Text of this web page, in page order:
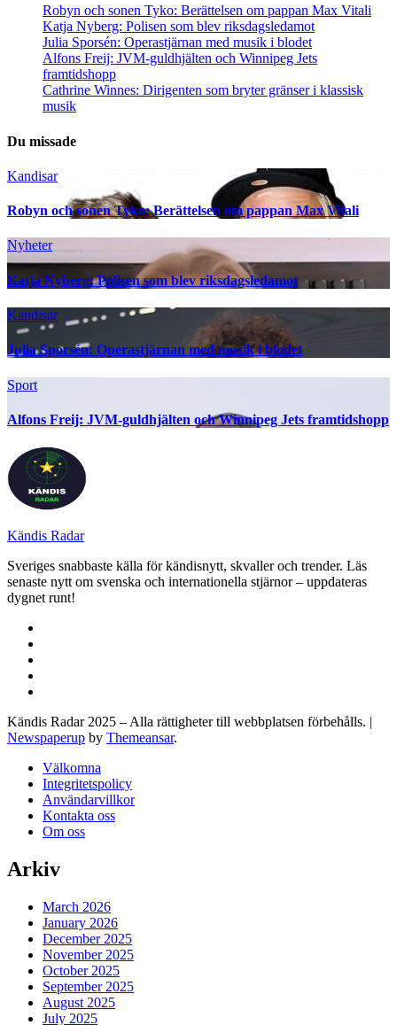
Robyn och sonen Tyko: Berättelsen om pappan Max Vitali
Katja Nyberg: Polisen som blev riksdagsledamot
Julia Sporsén: Operastjärnan med musik i blodet
Alfons Freij: JVM-guldhjälten och Winnipeg Jets
framtidshopp
Cathrine Winnes: Dirigenten som bryter gränser i klassisk
musik
Du missade
Kandisar
Robyn och sonen Tyko: Berättelsen om pappan Max Vitali
Nyheter
Katja Nyberg: Polisen som blev riksdagsledamot
Kandisar
Julia Sporsén: Operastjärnan med musik i blodet
Sport
Alfons Freij: JVM-guldhjälten och Winnipeg Jets framtidshopp
Kändis Radar
Sveriges snabbaste källa för kändisnytt, skvaller och trender. Läs
senaste nytt om svenska och internationella stjärnor – uppdateras
dygnet runt!
Kändis Radar 2025 – Alla rättigheter till webbplatsen förbehålls. |
Newspaperup by Themeansar.
Välkomna
Integritetspolicy
Användarvillkor
Kontakta oss
Om oss
Arkiv
March 2026
January 2026
December 2025
November 2025
October 2025
September 2025
August 2025
July 2025